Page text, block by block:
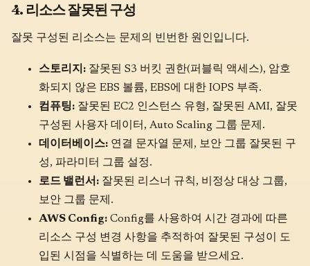
4. 리소스 잘못된 구성
잘못 구성된 리소스는 문제의 빈번한 원인입니다.
스토리지: 잘못된 S3 버킷 권한(퍼블릭 액세스), 암호
화되지 않은 EBS 볼륨, EBS에 대한 IOPS 부족.
컴퓨팅: 잘못된 EC2 인스턴스 유형, 잘못된 AMI, 잘못
구성된 사용자 데이터, Auto Scaling 그룹 문제.
데이터베이스: 연결 문자열 문제, 보안 그룹 잘못된 구
성, 파라미터 그룹 설정.
로드 밸런서: 잘못된 리스너 규칙, 비정상 대상 그룹,
보안 그룹 문제.
AWS Config: Config를 사용하여 시간 경과에 따른
리소스 구성 변경 사항을 추적하여 잘못된 구성이 도
입된 시점을 식별하는 데 도움을 받으세요.